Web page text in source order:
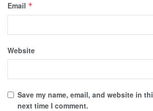
Email *
Website
Save my name, email, and website in
next time I comment.